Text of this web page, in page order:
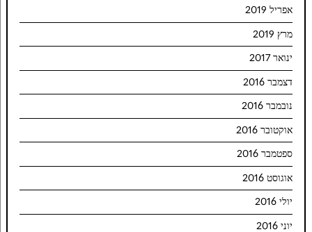
אפריל 2019
מרץ 2019
ינואר 2017
דצמבר 2016
נובמבר 2016
אוקטובר 2016
ספטמבר 2016
אוגוסט 2016
יולי 2016
יוני 2016